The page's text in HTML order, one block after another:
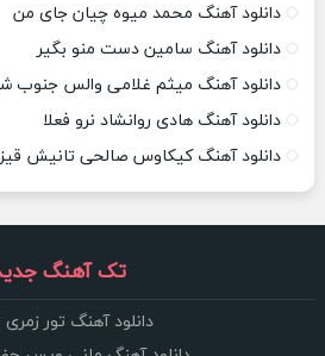
دانلود آهنگ محمد میوه چیان جای من
دانلود آهنگ سامین دست منو بگیر
دانلود آهنگ میثم غلامی والس جنوب
دانلود آهنگ هادی روانشاد نرو فعلا
دانلود آهنگ کیکاوس صالحی تانیش
تک آهنگ
دانلود آهنگ تور زمری